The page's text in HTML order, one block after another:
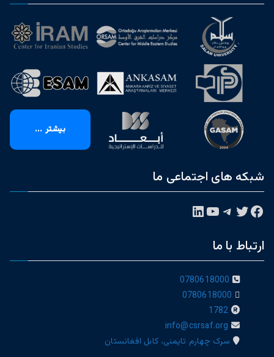
بیشتر ...
شبکه های اجتماعی ما
فیس‌بوکتوییتر تلگرام یوتیوبلینکداین
ارتباط با ما
0780618000
0780618000
1782
info@csrsaf.org
سرک چهارم تایمنی، کابل افغانستان